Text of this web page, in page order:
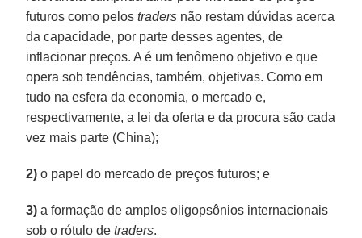
futuros como pelostraders não restam dúvidas acerca
da capacidade, por parte desses agentes, de
inflacionar preços. A é um fenômeno objetivo e que
opera sob tendências, também, objetivas. Como em
tudo na esfera da economia, o mercado e,
respectivamente, a lei da oferta e da procura são cada
vez mais parte (China);
2)o papel do mercado de preços futuros; e
3) a formação de amplos oligopsônios internacionais
sob o rótulo detraders.